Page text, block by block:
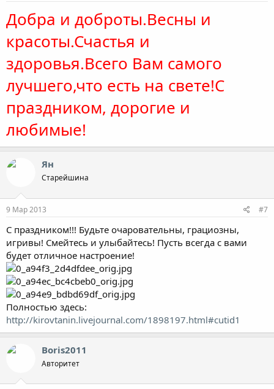
Добра и доброты.Весны и
красоты.Счастья и
здоровья.Всего Вам самого
лучшего,что есть на свете!С
праздником, дорогие и
любимые!
Ян
Старейшина
9 Мар 2013 #7
С праздником!!! Будьте очаровательны, грациозны,
игривы! Смейтесь и улыбайтесь! Пусть всегда с вами
будет отличное настроение!
Полностью здесь:
http://kirovtanin.livejournal.com/1898197.html#cutid1
Boris2011
Авторитет